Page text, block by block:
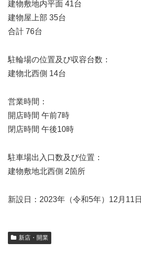
建物敷地内平面 41台
建物屋上部 35台
合計 76台
駐輪場の位置及び収容台数：
建物北西側 14台
営業時間：
開店時間 午前7時
閉店時間 午後10時
駐車場出入口数及び位置：
建物敷地北西側 2箇所
新設日：2023年（令和5年）12月11日
新店・開業